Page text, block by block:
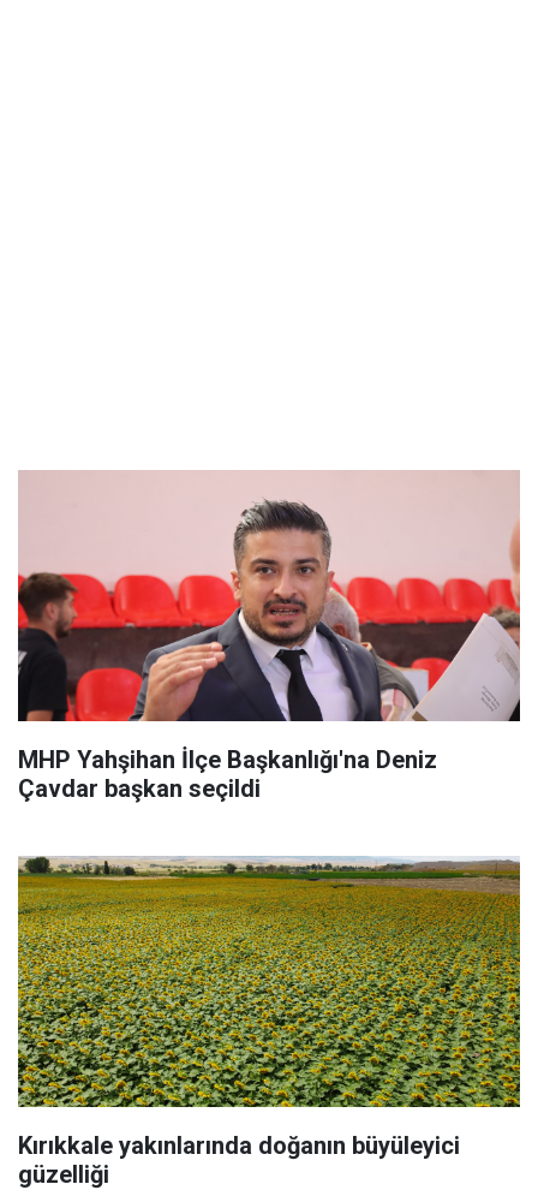
MHP Yahşihan İlçe Başkanlığı'na Deniz
Çavdar başkan seçildi
Kırıkkale yakınlarında doğanın büyüleyici
güzelliği